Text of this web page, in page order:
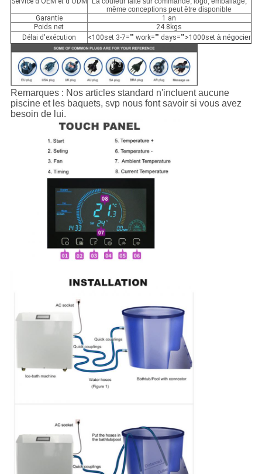
même conceptions peut être disponible
Garantie
1 an
Poids net
24.8kgs
Délai d'exécution
<100set 3-7="" work="" days="">1000set à négocier
Remarques : Nos articles standard n'incluent aucune
piscine et les baquets, svp nous font savoir si vous avez
besoin de lui.